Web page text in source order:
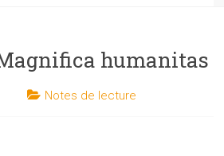
humanitas
Notes de lecture